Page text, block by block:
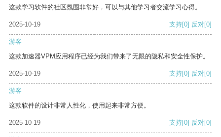
这款学习软件的社区氛围非常好，可以与其他学习者交流学习心得。
2025-10-19 支持[0] 反对[0]
游客
这款加速器VPM应用程序已经为我们带来了无限的隐私和安全性保护。
2025-10-19 支持[0] 反对[0]
游客
这款软件的设计非常人性化，使用起来非常方便。
2025-10-19 支持[0] 反对[0]